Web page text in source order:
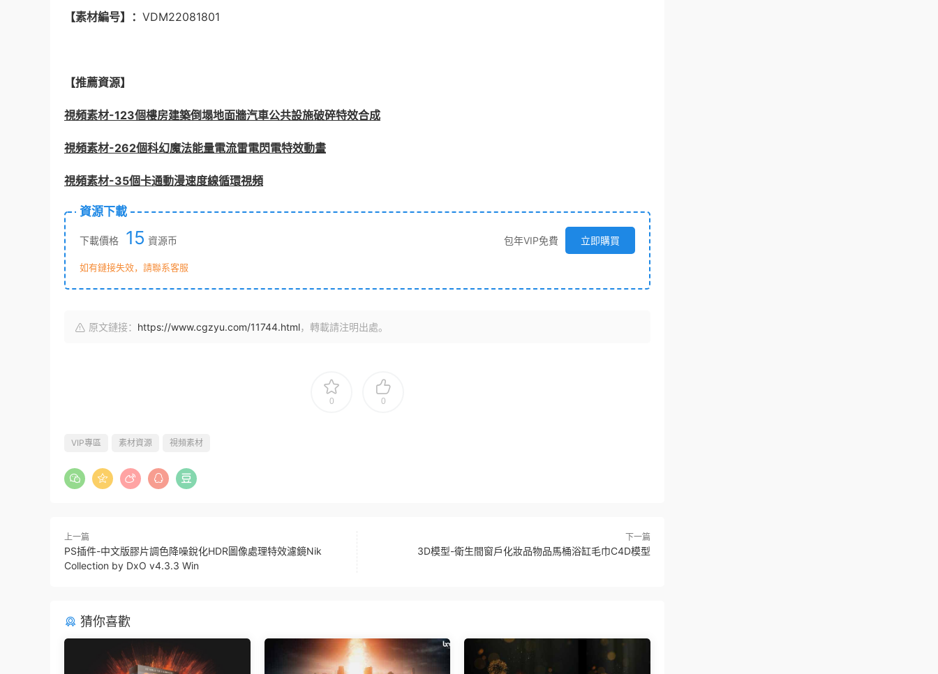
【素材編号】： VDM22081801
【推薦資源】
視頻素材-123個樓房建築倒塌地面牆汽車公共設施破碎特效合成
視頻素材-262個科幻魔法能量電流雷電閃電特效動畫
視頻素材-35個卡通動漫速度線循環視頻
資源下載
下載價格 15 資源币 包年VIP免費 立即購買
如有鏈接失效，請聯系客服
原文鏈接： https://www.cgzyu.com/11744.html，轉載請注明出處。
0 0
VIP專區 素材資源 視頻素材
上一篇
PS插件-中文版膠片調色降噪銳化HDR圖像處理特效濾鏡Nik
Collection by DxO v4.3.3 Win
下一篇
3D模型-衛生間窗戶化妝品物品馬桶浴缸毛巾C4D模型
猜你喜歡